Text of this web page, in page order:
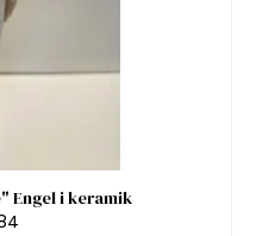
Engel i keramik